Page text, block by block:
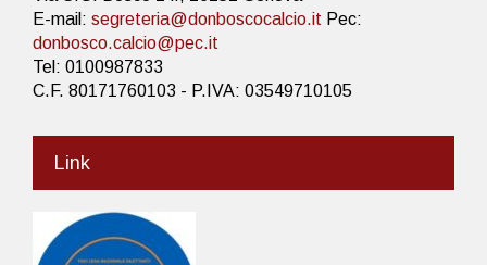
E-mail: segreteria@donboscocalcio.it Pec:
donbosco.calcio@pec.it
Tel: 0100987833
C.F. 80171760103 - P.IVA: 03549710105
Link